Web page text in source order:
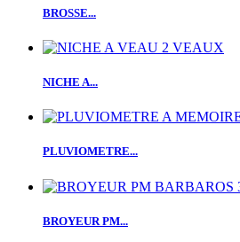
BROSSE...
NICHE A...
PLUVIOMETRE...
BROYEUR PM...